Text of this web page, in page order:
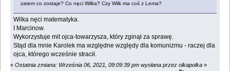
zatem co zostaje? Co nęci Wilka? Czy Wilk ma coś z Lema?
Wilka nęci matematyka.
I Marcinow.
Wykorzystuje mit ojca-towarzysza, który zginął za sprawę.
Stąd dla mnie Karolek ma względne względy dla komunizmu - raczej dla
ojca, którego wcześnie stracił.
« Ostatnia zmiana: Września 06, 2021, 09:09:39 pm wysłana przez olkapolka »